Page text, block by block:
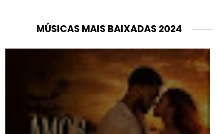
MÚSICAS MAIS BAIXADAS 2024